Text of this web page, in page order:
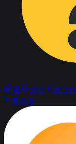
홈
공지
로그인
홈으로